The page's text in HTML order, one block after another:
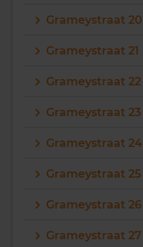
Grameystraat 20
Grameystraat 21
Grameystraat 22
Grameystraat 23
Grameystraat 24
Grameystraat 25
Grameystraat 26
Grameystraat 27